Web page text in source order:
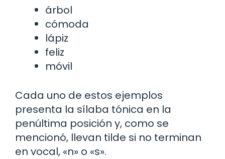
árbol
cómoda
lápiz
feliz
móvil
Cada uno de estos ejemplos
presenta la sílaba tónica en la
penúltima posición y, como se
mencionó, llevan tilde si no terminan
en vocal, «n» o «s».